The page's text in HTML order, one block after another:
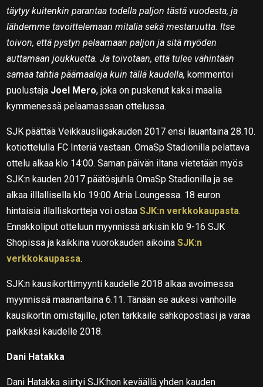
täytyy kuitenkin parantaa todella paljon tästä vuodesta, ja
lähdemme tavoittelemaan mitalia sekä mestaruutta. Itse
toivon, että pystyn pelaamaan paljon ja sitä myöden
auttamaan joukkuetta. Ja toivotaan, että tulee vähintään
samaa tahtia päämaaleja kuin tällä kaudella, kommentoi
puolustaja Joel Mero, joka on puskenut kaksi maalia
kymmenessä pelaamassaan ottelussa.
SJK päättää Veikkausliigakauden 2017 ensi lauantaina 28.10.
kotiottelulla FC Interiä vastaan. OmaSp Stadionilla pelattava
ottelu alkaa klo 14:00. Saman päivän iltana vietetään myös
SJK:n kauden 2017 päätösjuhla OmaSp Stadionilla ja se
alkaa illlallisella klo 19:00 Atria Loungessa. 18 euron
hintaisia illalliskortteja voi ostaaSJK:n verkkokaupasta.
Ennakkoliput otteluun myynnissä arkisin klo 9-16 SJK
Shopissa ja kaikkina vuorokauden aikoinaSJK:n
verkkokaupassa.
SJK:n kausikorttimyynti kaudelle 2018 alkaa avoimessa
myynnissä maanantaina 6.11. Tänään se aukesi vanhoille
kausikortin omistajille, joten tarkkaile sähköpostiasi ja varaa
paikkasi kaudelle 2018.
Dani Hatakka
Dani Hatakka siirtyi SJK:hon keväällä yhden kauden